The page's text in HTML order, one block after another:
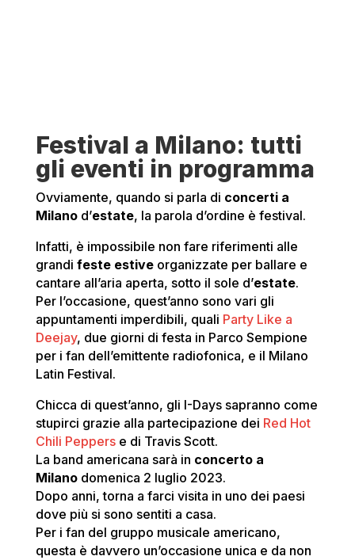
Festival a Milano: tutti
gli eventi in programma
Ovviamente, quando si parla di concerti a
Milano d’estate, la parola d’ordine è festival.
Infatti, è impossibile non fare riferimenti alle
grandi feste estiveorganizzate per ballare e
cantare all’aria aperta, sotto il sole d’estate.
Per l’occasione, quest’anno sono vari gli
appuntamenti imperdibili, quali Party Like a
Deejay, due giorni di festa in Parco Sempione
per i fan dell’emittente radiofonica, e il Milano
Latin Festival.
Chicca di quest’anno, gli I-Days sapranno come
stupirci grazie alla partecipazione dei Red Hot
Chili Pepperse di Travis Scott.
La band americana sarà in concerto a
Milanodomenica 2 luglio 2023.
Dopo anni, torna a farci visita in uno dei paesi
dove più si sono sentiti a casa.
Per i fan del gruppo musicale americano,
questa è davvero un’occasione unica e da non